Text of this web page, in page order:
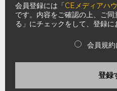
会員登録には「CEメディアハ
です。内容をご確認の上、ご
る」にチェックをして、登録に
会員規
登録